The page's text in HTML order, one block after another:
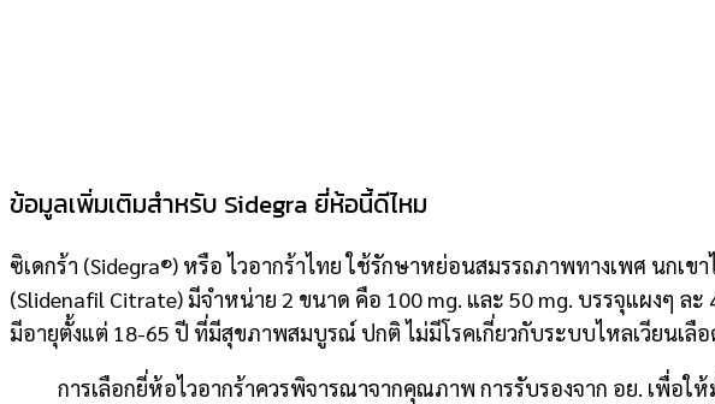
ข้อมูลเพิ่มเติมสำหรับ Sidegra ยี่ห้อนี้ดีไหม
ซิเดกร้า (Sidegra®) หรือ ไวอากร้าไทยใช้รักษาหย่อนสมรรถภาพทางเพศ นกเขา
(Slidenafil Citrate) มีจำหน่าย 2 ขนาด คือ 100 mg. และ 50 mg. บรรจุแผงๆ
มีอายุตั้งแต่ 18-65 ปี ที่มีสุขภาพสมบูรณ์ ปกติ ไม่มีโรคเกี่ยวกับระบบไหลเวียนเลือ
การเลือกยี่ห้อไวอากร้าควรพิจารณาจากคุณภาพ การรับรองจาก อย. เพื่อ